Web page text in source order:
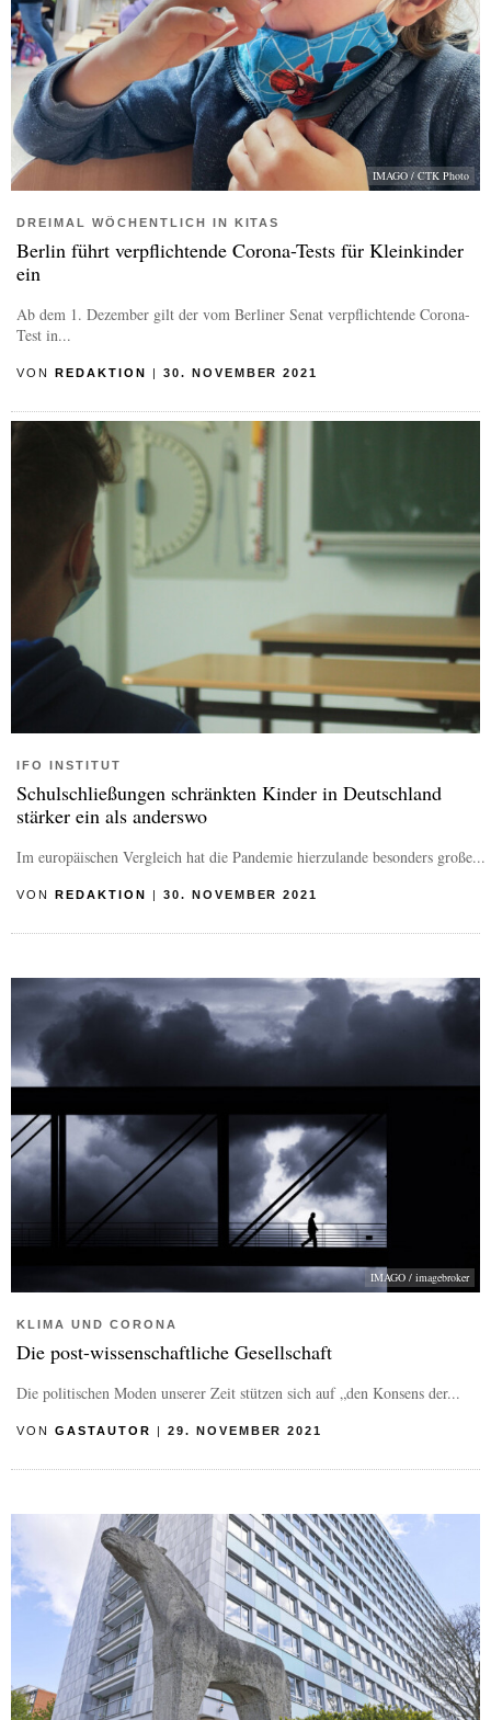
IMAGO / CTK Photo
DREIMAL WÖCHENTLICH IN KITAS
Berlin führt verpflichtende Corona-Tests für Kleinkinder
ein
Ab dem 1. Dezember gilt der vom Berliner Senat verpflichtende Corona-
Test in...
VON REDAKTION | 30. NOVEMBER 2021
IFO INSTITUT
Schulschließungen schränkten Kinder in Deutschland
stärker ein als anderswo
Im europäischen Vergleich hat die Pandemie hierzulande besonders große...
VON REDAKTION 30. NOVEMBER 2021
IMAGO / imagebroker
KLIMA UND CORONA
Die post-wissenschaftliche Gesellschaft
Die politischen Moden unserer Zeit stützen sich auf „den Konsens der...
VON GASTAUTOR | 29. NOVEMBER 2021